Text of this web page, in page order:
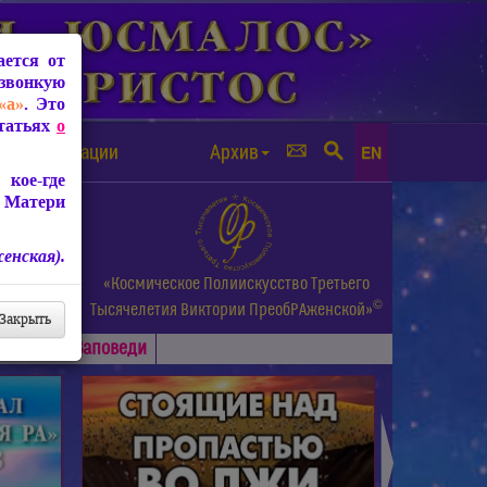
от чипизации Архив EN
«Космическое Полиискусство Третьего
Тысячелетия Виктории ПреобРАженской»©
Заповеди
от
. Это
о
где
Закрыть